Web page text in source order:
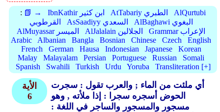
: 📗 → IbnKathir ابن كثير AtTabariy الطبري
AlQurtubi
القرطوبي
AsSaadiyy السعدي
AlBaghawi البغوي
AlMuyassar الميسر
AlJalalain الجلالين
Grammar الإعراب
Arabic
Albanian Bangla Bosnian Chinese Czech
English
French
German Hausa Indonesian Japanese
Korean
Malay
Malayalam Persian Portuguese Russian
Somali
Spanish
Swahili Turkish Urdu Yoruba Transliteration [+]
الأية
6
أي ملئت من الماء ; والعرب تقول : سجرت
الحوض أسجره سجرا : إذا ملأته , وهو
مسجور والمسجور والساجر في اللغة :